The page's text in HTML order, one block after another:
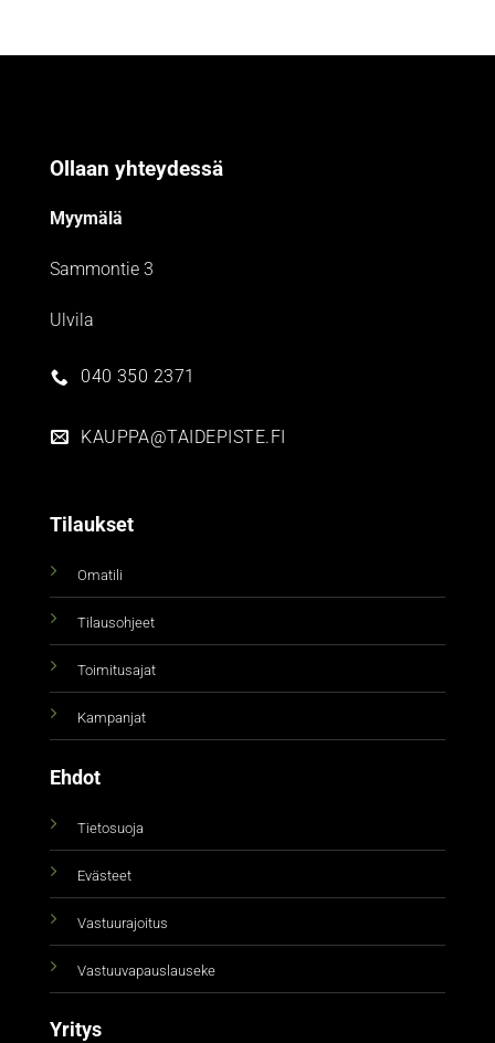
Ollaan yhteydessä
Myymälä
Sammontie 3
Ulvila
040 350 2371
KAUPPA@TAIDEPISTE.FI
Tilaukset
Omatili
Tilausohjeet
Toimitusajat
Kampanjat
Ehdot
Tietosuoja
Evästeet
Vastuurajoitus
Vastuuvapauslauseke
Yritys